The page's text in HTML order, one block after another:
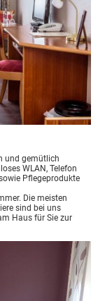
und gemütlich
WLAN, Telefon
Pflegeprodukte
Die meisten
sind bei uns
Haus für Sie zur